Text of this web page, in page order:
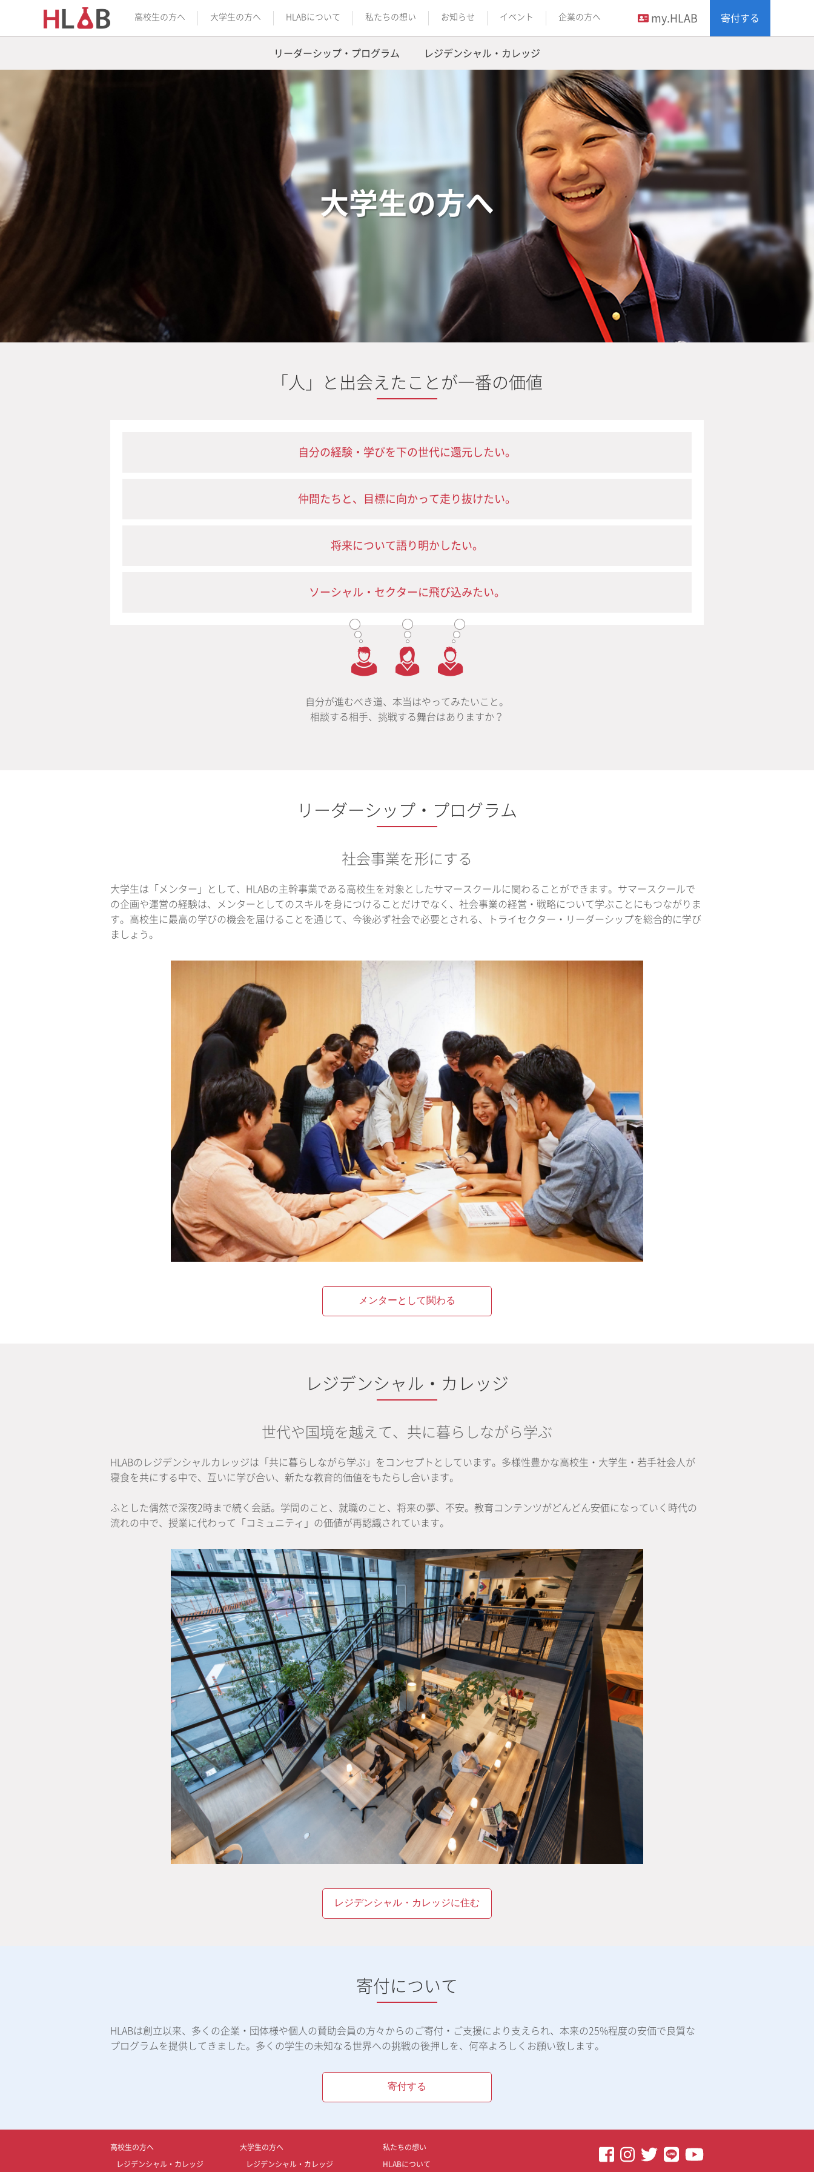
高校生の方へ 大学生の方へ HLABについて 私たちの想い お知らせ イベント 企業の方へ my.HLAB 寄付する
リーダーシップ・プログラム レジデンシャル・カレッジ
大学生の方へ
「人」と出会えたことが一番の価値
自分の経験・学びを下の世代に還元したい。
仲間たちと、目標に向かって走り抜けたい。
将来について語り明かしたい。
ソーシャル・セクターに飛び込みたい。
自分が進むべき道、本当はやってみたいこと。
相談する相手、挑戦する舞台はありますか？
リーダーシップ・プログラム
社会事業を形にする
大学生は「メンター」として、HLABの主幹事業である高校生を対象としたサマースクールに関わることができます。サマースクールで
の企画や運営の経験は、メンターとしてのスキルを身につけることだけでなく、社会事業の経営・戦略について学ぶことにもつながりま
す。高校生に最高の学びの機会を届けることを通じて、今後必ず社会で必要とされる、トライセクター・リーダーシップを総合的に学び
ましょう。
メンターとして関わる
レジデンシャル・カレッジ
世代や国境を越えて、共に暮らしながら学ぶ
HLABのレジデンシャルカレッジは「共に暮らしながら学ぶ」をコンセプトとしています。多様性豊かな高校生・大学生・若手社会人が
寝食を共にする中で、互いに学び合い、新たな教育的価値をもたらし合います。
ふとした偶然で深夜2時まで続く会話。学問のこと、就職のこと、将来の夢、不安。教育コンテンツがどんどん安価になっていく時代の
流れの中で、授業に代わって「コミュニティ」の価値が再認識されています。
レジデンシャル・カレッジに住む
寄付について
HLABは創立以来、多くの企業・団体様や個人の賛助会員の方々からのご寄付・ご支援により支えられ、本来の25%程度の安価で良質な
プログラムを提供してきました。多くの学生の未知なる世界への挑戦の後押しを、何卒よろしくお願い致します。
寄付する
高校生の方へ
レジデンシャル・カレッジ
大学生の方へ
レジデンシャル・カレッジ
私たちの想い
HLABについて